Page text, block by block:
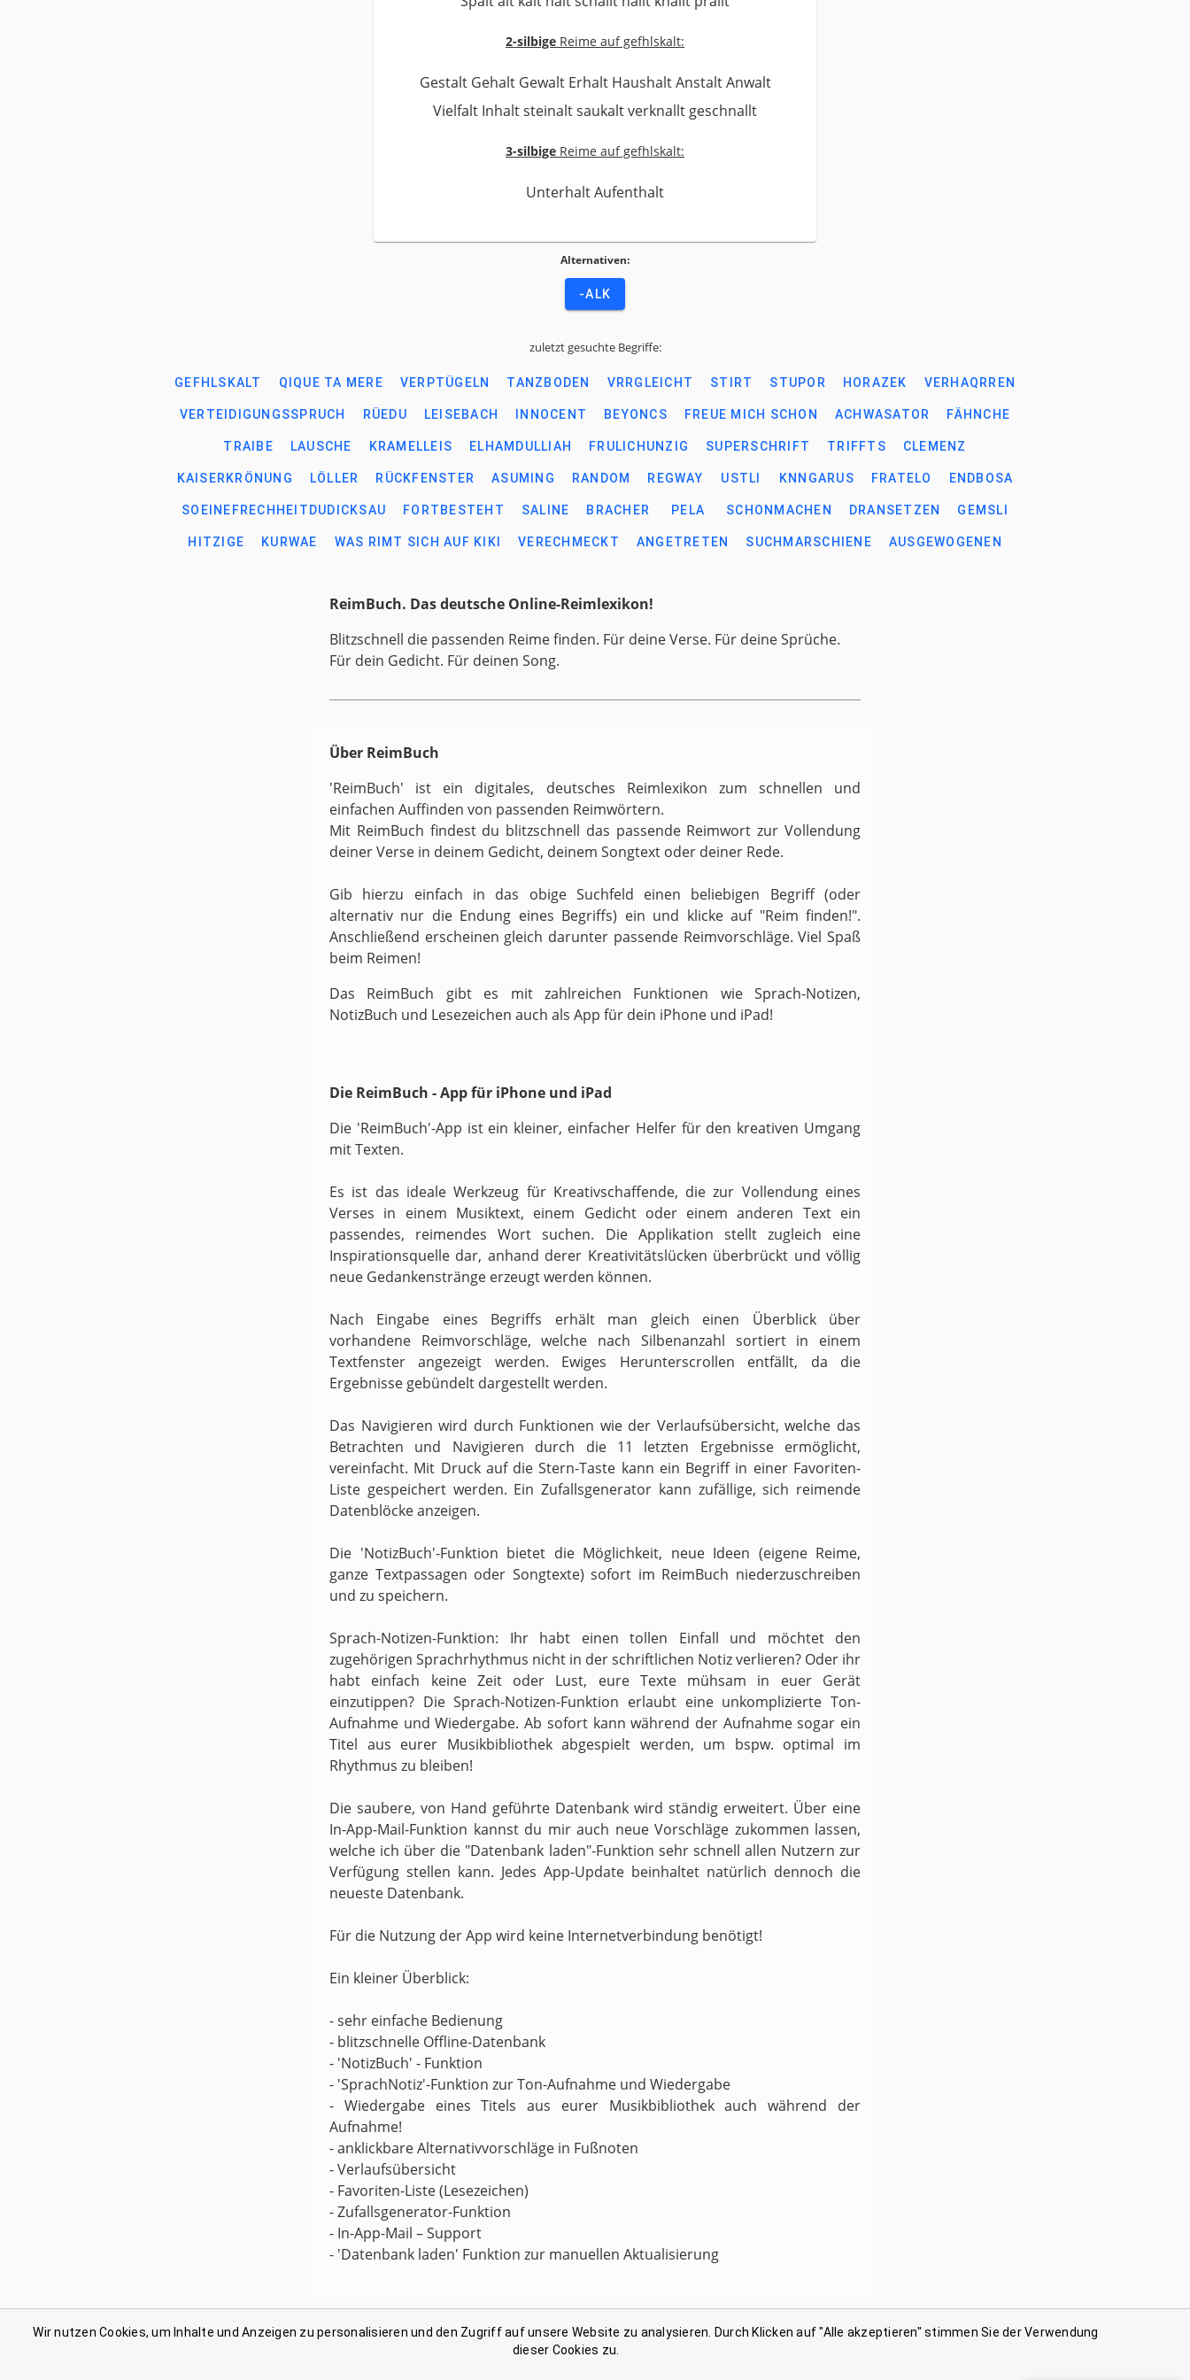
2-silbige Reime auf gefhlskalt:
Gestalt Gehalt Gewalt Erhalt Haushalt Anstalt Anwalt
Vielfalt Inhalt steinalt saukalt verknallt geschnallt
3-silbige Reime auf gefhlskalt:
Unterhalt Aufenthalt
Alternativen:
-ALK
zuletzt gesuchte Begriffe:
GEFHLSKALT QIQUE TA MERE VERPTÜGELN TANZBODEN VRRGLEICHT STIRT STUPOR HORAZEK VERHAQRREN
VERTEIDIGUNGSSPRUCH RÜEDU LEISEBACH INNOCENT BEYONCS FREUE MICH SCHON ACHWASATOR FÄHNCHE
TRAIBE LAUSCHE KRAMELLEIS ELHAMDULLIAH FRULICHUNZIG SUPERSCHRIFT TRIFFTS CLEMENZ
KAISERKRÖNUNG LÖLLER RÜCKFENSTER ASUMING RANDOM REGWAY USTLI KNNGARUS FRATELO ENDBOSA
SOEINEFRECHHEITDUDICKSAU FORTBESTEHT SALINE BRACHER PELA SCHONMACHEN DRANSETZEN GEMSLI
HITZIGE KURWAE WAS RIMT SICH AUF KIKI VERECHMECKT ANGETRETEN SUCHMARSCHIENE AUSGEWOGENEN
ReimBuch. Das deutsche Online-Reimlexikon!
Blitzschnell die passenden Reime finden. Für deine Verse. Für deine Sprüche.
Für dein Gedicht. Für deinen Song.
Über ReimBuch
'ReimBuch' ist ein digitales, deutsches Reimlexikon zum schnellen und
einfachen Auffinden von passenden Reimwörtern.
Mit ReimBuch findest du blitzschnell das passende Reimwort zur Vollendung
deiner Verse in deinem Gedicht, deinem Songtext oder deiner Rede.
Gib hierzu einfach in das obige Suchfeld einen beliebigen Begriff (oder
alternativ nur die Endung eines Begriffs) ein und klicke auf "Reim finden!".
Anschließend erscheinen gleich darunter passende Reimvorschläge. Viel Spaß
beim Reimen!
Das ReimBuch gibt es mit zahlreichen Funktionen wie Sprach-Notizen,
NotizBuch und Lesezeichen auch als App für dein iPhone und iPad!
Die ReimBuch - App für iPhone und iPad
Die 'ReimBuch'-App ist ein kleiner, einfacher Helfer für den kreativen Umgang
mit Texten.
Es ist das ideale Werkzeug für Kreativschaffende, die zur Vollendung eines
Verses in einem Musiktext, einem Gedicht oder einem anderen Text ein
passendes, reimendes Wort suchen. Die Applikation stellt zugleich eine
Inspirationsquelle dar, anhand derer Kreativitätslücken überbrückt und völlig
neue Gedankenstränge erzeugt werden können.
Nach Eingabe eines Begriffs erhält man gleich einen Überblick über
vorhandene Reimvorschläge, welche nach Silbenanzahl sortiert in einem
Textfenster angezeigt werden. Ewiges Herunterscrollen entfällt, da die
Ergebnisse gebündelt dargestellt werden.
Das Navigieren wird durch Funktionen wie der Verlaufsübersicht, welche das
Betrachten und Navigieren durch die 11 letzten Ergebnisse ermöglicht,
vereinfacht. Mit Druck auf die Stern-Taste kann ein Begriff in einer Favoriten-
Liste gespeichert werden. Ein Zufallsgenerator kann zufällige, sich reimende
Datenblöcke anzeigen.
Die 'NotizBuch'-Funktion bietet die Möglichkeit, neue Ideen (eigene Reime,
ganze Textpassagen oder Songtexte) sofort im ReimBuch niederzuschreiben
und zu speichern.
Sprach-Notizen-Funktion: Ihr habt einen tollen Einfall und möchtet den
zugehörigen Sprachrhythmus nicht in der schriftlichen Notiz verlieren? Oder ihr
habt einfach keine Zeit oder Lust, eure Texte mühsam in euer Gerät
einzutippen? Die Sprach-Notizen-Funktion erlaubt eine unkomplizierte Ton-
Aufnahme und Wiedergabe. Ab sofort kann während der Aufnahme sogar ein
Titel aus eurer Musikbibliothek abgespielt werden, um bspw. optimal im
Rhythmus zu bleiben!
Die saubere, von Hand geführte Datenbank wird ständig erweitert. Über eine
In-App-Mail-Funktion kannst du mir auch neue Vorschläge zukommen lassen,
welche ich über die "Datenbank laden"-Funktion sehr schnell allen Nutzern zur
Verfügung stellen kann. Jedes App-Update beinhaltet natürlich dennoch die
neueste Datenbank.
Für die Nutzung der App wird keine Internetverbindung benötigt!
Ein kleiner Überblick:
- sehr einfache Bedienung
- blitzschnelle Offline-Datenbank
- 'NotizBuch' - Funktion
- 'SprachNotiz'-Funktion zur Ton-Aufnahme und Wiedergabe
- Wiedergabe eines Titels aus eurer Musikbibliothek auch während der
Aufnahme!
- anklickbare Alternativvorschläge in Fußnoten
- Verlaufsübersicht
- Favoriten-Liste (Lesezeichen)
- Zufallsgenerator-Funktion
- In-App-Mail – Support
- 'Datenbank laden' Funktion zur manuellen Aktualisierung
Link-Liste gesammelter Begriffe
Kontakt: support@reimbuch .net
Wir nutzen Cookies, um Inhalte und Anzeigen zu personalisieren und den Zugriff auf unsere Website zu analysieren. Durch Klicken auf "Alle akzeptieren" stimmen Sie der Verwendung
dieser Cookies zu.